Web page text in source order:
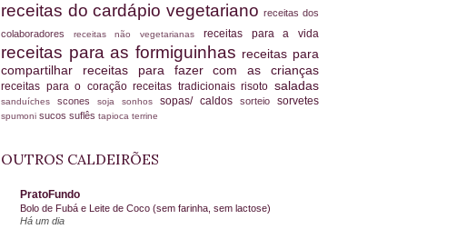
receitas do cardápio vegetarianoreceitas dos
colaboradores receitas não vegetarianas receitas para a vida
receitas para as formiguinhas receitas para
compartilhar receitas para fazer com as crianças
receitas para o coraçãoreceitas tradicionaisrisotosaladas
sanduíches scones soja sonhos sopas/ caldos sorteio sorvetes
spumoni sucos suflês tapioca terrine
OUTROS CALDEIRÕES
PratoFundo
Bolo de Fubá e Leite de Coco (sem farinha, sem lactose)
Há um dia